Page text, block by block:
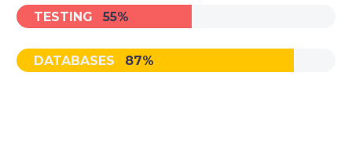
TESTING 55%
DATABASES 87%